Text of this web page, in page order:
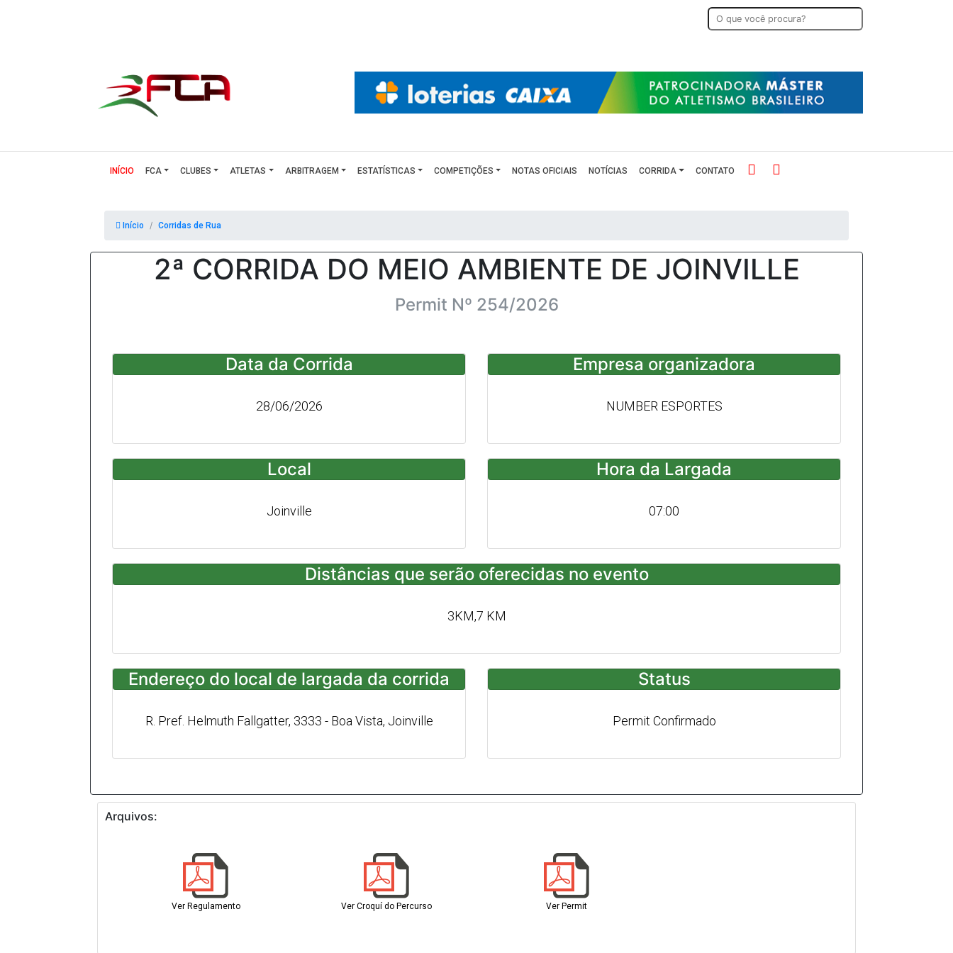
INÍCIO(CURRENT)
FCA CLUBES ATLETAS ARBITRAGEM ESTATÍSTICAS COMPETIÇÕES NOTAS OFICIAIS NOTÍCIAS CORRIDA CONTATO
Início Corridas de Rua
2ª CORRIDA DO MEIO AMBIENTE DE JOINVILLE
Permit Nº 254/2026
Data da Corrida
28/06/2026
Empresa organizadora
NUMBER ESPORTES
Local
Joinville
Hora da Largada
07:00
Distâncias que serão oferecidas no evento
3KM,7 KM
Endereço do local de largada da corrida
R. Pref. Helmuth Fallgatter, 3333 - Boa Vista, Joinville
Status
Permit Confirmado
Arquivos:
Ver Regulamento Ver Croquí do Percurso Ver Permit